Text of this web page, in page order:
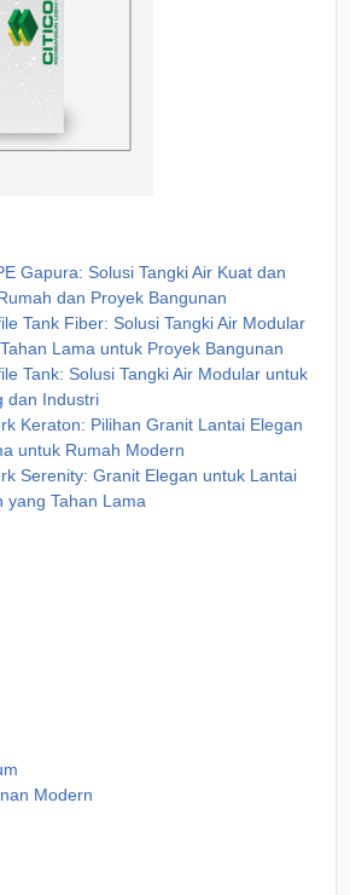
Gapura: Solusi Tangki Air Kuat dan
dan Proyek Bangunan
Tank Fiber: Solusi Tangki Air Modular
Lama untuk Proyek Bangunan
Tank: Solusi Tangki Air Modular untuk
dan Industri
Keraton: Pilihan Granit Lantai Elegan
untuk Rumah Modern
Serenity: Granit Elegan untuk Lantai
yang Tahan Lama
Modern